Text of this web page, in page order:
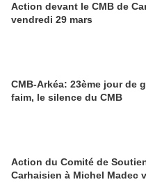
Action devant le CMB de
vendredi 29 mars
CMB-Arkéa: 23ème jour de
faim, le silence du CMB
Action du Comité de
Carhaisien à Michel Madec